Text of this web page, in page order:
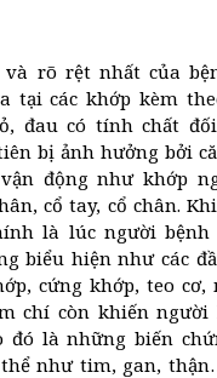
rõ rệt nhất của
tại các khớp kèm
đau có tính chất
bị ảnh hưởng bởi
động như khớp
cổ tay, cổ chân.
là lúc người
biểu hiện như các
cứng khớp, teo cơ,
chí còn khiến người
là những biến
như tim, gan,